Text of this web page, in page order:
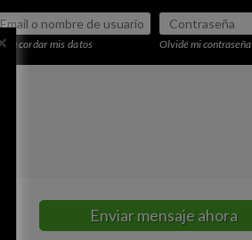
Recordar mis datos Olvidé mi contraseña
Enviar mensaje ahora